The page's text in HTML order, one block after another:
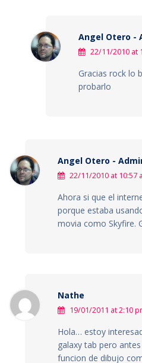
Angel Otero -
22/11/2010 at
Gracias rock lo
probarlo
Angel Otero -
22/11/2010 at 10:57
Ahora si que el
porque estaba
movia como Skyfire.
Nathe
19/01/2011 at 2:10
Hola… estoy
galaxy tab pero
funcion de dibujo